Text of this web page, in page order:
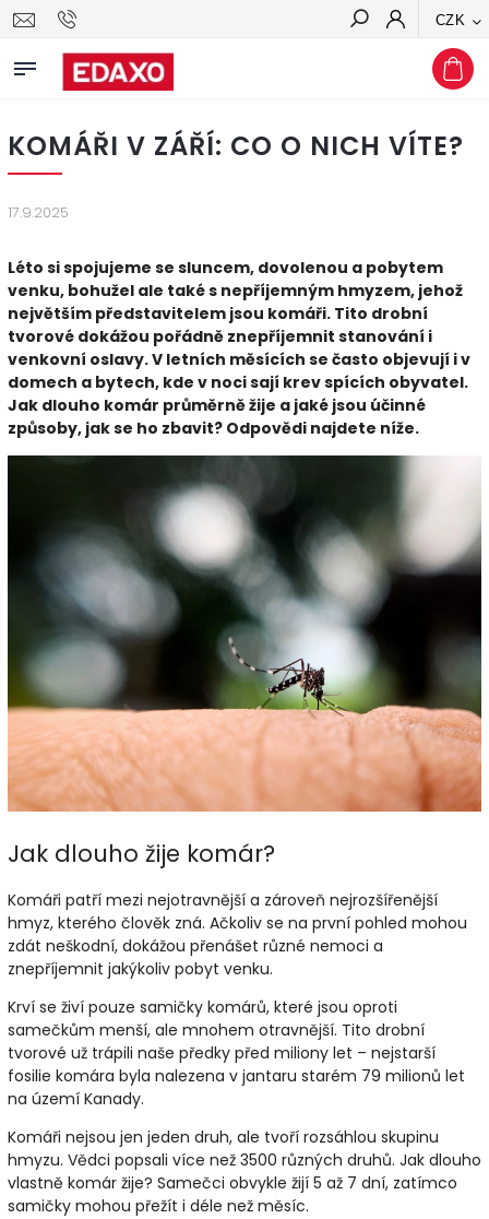
CZK
Hledat
KOMÁŘI V ZÁŘÍ: CO O NICH VÍTE?
17.9.2025
Léto si spojujeme se sluncem, dovolenou a pobytem
venku, bohužel ale také s nepříjemným hmyzem, jehož
největším představitelem jsou komáři. Tito drobní
tvorové dokážou pořádně znepříjemnit stanování i
venkovní oslavy. V letních měsících se často objevují i v
domech a bytech, kde v noci sají krev spících obyvatel.
Jak dlouho komár průměrně žije a jaké jsou účinné
způsoby, jak se ho zbavit? Odpovědi najdete níže.
Jak dlouho žije komár?
Komáři patří mezi nejotravnější a zároveň nejrozšířenější
hmyz, kterého člověk zná. Ačkoliv se na první pohled mohou
zdát neškodní, dokážou přenášet různé nemoci a
znepříjemnit jakýkoliv pobyt venku.
Krví se živí pouze samičky komárů, které jsou oproti
samečkům menší, ale mnohem otravnější. Tito drobní
tvorové už trápili naše předky před miliony let – nejstarší
fosilie komára byla nalezena v jantaru starém 79 milionů let
na území Kanady.
Komáři nejsou jen jeden druh, ale tvoří rozsáhlou skupinu
hmyzu. Vědci popsali více než 3500 různých druhů. Jak dlouho
vlastně komár žije? Samečci obvykle žijí 5 až 7 dní, zatímco
samičky mohou přežít i déle než měsíc.